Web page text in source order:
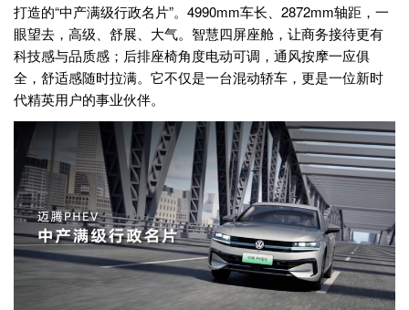
打造的“中产满级行政名片”。4990mm车长、2872mm轴距，一
眼望去，高级、舒展、大气。智慧四屏座舱，让商务接待更有
科技感与品质感；后排座椅角度电动可调，通风按摩一应俱
全，舒适感随时拉满。它不仅是一台混动轿车，更是一位新时
代精英用户的事业伙伴。